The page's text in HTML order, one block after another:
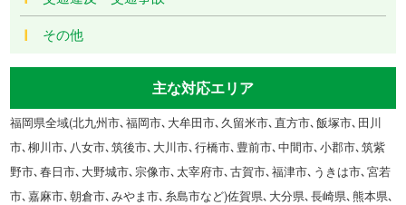
その他
主な対応エリア
福岡県全域(北九州市､福岡市､大牟田市､久留米市､直方市､飯塚市､田川
市､柳川市､八女市､筑後市､大川市､行橋市､豊前市､中間市､小郡市､筑紫
野市､春日市､大野城市､宗像市､太宰府市､古賀市､福津市､うきは市､宮若
市､嘉麻市､朝倉市､みやま市､糸島市など)佐賀県､大分県､長崎県､熊本県､